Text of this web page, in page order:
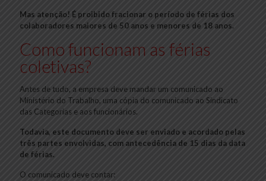
Mas atenção! É proibido fracionar o período de férias dos
colaboradores maiores de 50 anos e menores de 18 anos.
Como funcionam as férias
coletivas?
Antes de tudo, a empresa deve mandar um comunicado ao
Ministério do Trabalho, uma cópia do comunicado ao Sindicato
das Categorias e aos funcionários.
Todavia, este documento deve ser enviado e acordado pelas
três partes envolvidas, com antecedência de 15 dias da data
de férias.
O comunicado deve contar: